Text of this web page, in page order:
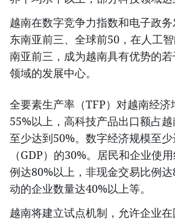
越南在数字竞争力指数和电子政
东南亚前三、全球前50，在人工
南亚前三，成为越南具有优势的
领域的发展中心。
全要素生产率（TFP）对越南经济
55%以上，高科技产品出口额占
至少达到50%。数字经济规模至
（GDP）的30%。居民和企业使
例达80%以上，非现金交易比例
动的企业数量达40%以上等。
越南将建立试点机制，允许企业